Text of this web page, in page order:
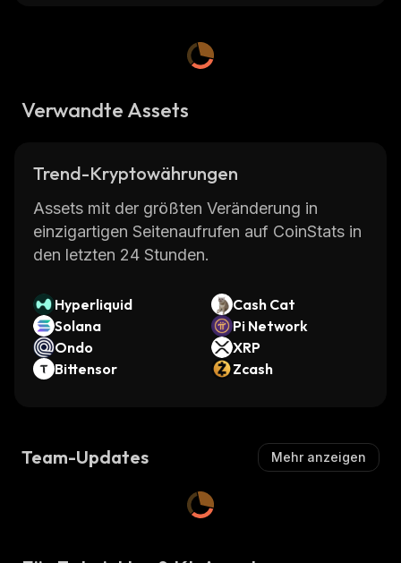
Verwandte Assets
Trend-Kryptowährungen
Assets mit der größten Veränderung in
einzigartigen Seitenaufrufen auf CoinStats in
den letzten 24 Stunden.
Hyperliquid
Cash Cat
Solana
Pi Network
Ondo
XRP
Bittensor
Zcash
Team-Updates Mehr anzeigen